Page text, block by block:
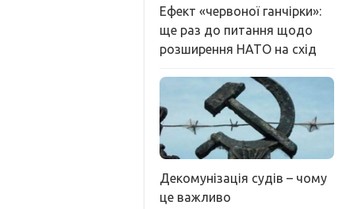
Ефект «червоної ганчірки»:
ще раз до питання щодо
розширення НАТО на схід
Декомунізація судів – чому
це важливо